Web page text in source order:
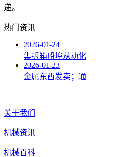
递。
热门资讯
2026-01-24
集拆箱船埠从动化
2026-01-23
金属东西发卖；通
关于我们
机械资讯
机械百科